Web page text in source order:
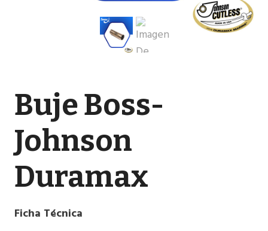
Buje Boss-
Johnson
Duramax
Ficha Técnica